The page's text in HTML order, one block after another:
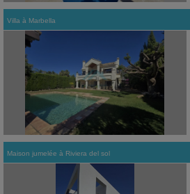
Villa à Marbella
Maison jumelée à Riviera del sol